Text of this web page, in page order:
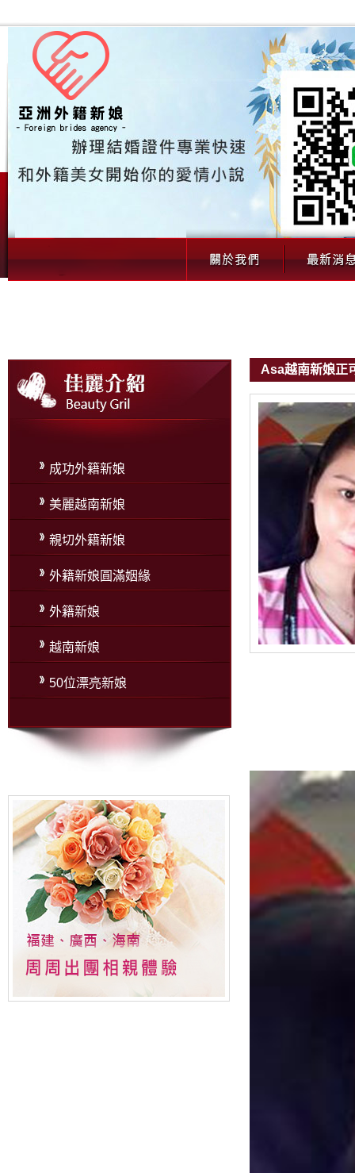
成功外籍新娘
美麗越南新娘
親切外籍新娘
外籍新娘圓滿姻緣
外籍新娘
越南新娘
50位漂亮新娘
Asa越南新娘正